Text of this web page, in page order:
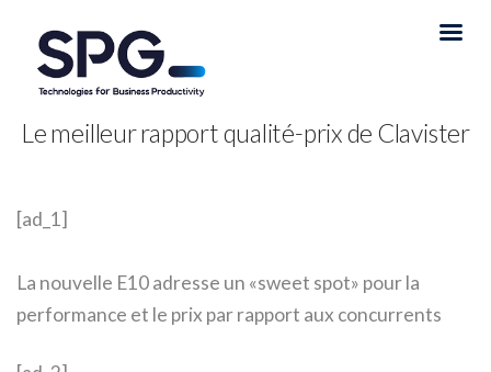
Le meilleur rapport qualité-prix de Clavister
[ad_1]
La nouvelle E10 adresse un «sweet spot» pour la
performance et le prix par rapport aux concurrents